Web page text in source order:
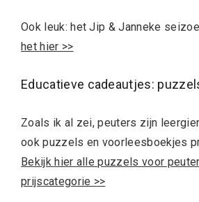
Ook leuk: het Jip & Janneke
het hier >>
Educatieve cadeautjes:
Zoals ik al zei, peuters zijn
ook puzzels en voorleesboekjes
Bekijk hier alle puzzels voor
prijscategorie >>